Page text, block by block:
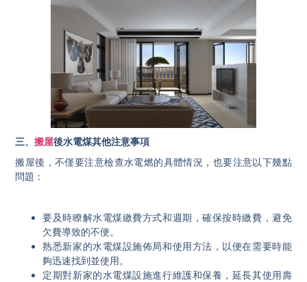
三、搬屋後水電煤其他注意事項
搬屋後，不僅要注意檢查水電燃的具體情況，也要注意以下幾點
問題：
要及時瞭解水電煤繳費方式和週期，確保按時繳費，避免
欠費導致的不便。
熟悉新家的水電煤設施佈局和使用方法，以便在需要時能
夠迅速找到並使用。
定期對新家的水電煤設施進行維護和保養，延長其使用壽